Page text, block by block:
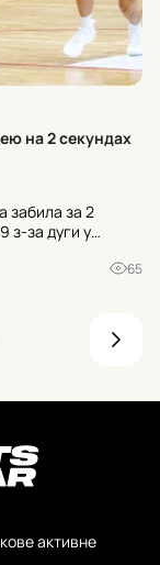
на 2 секундах
забила за 2
з-за дуги у
65
активне